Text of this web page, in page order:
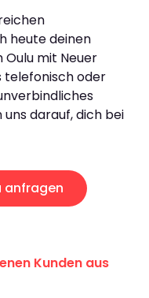
heute deinen
mit Neuer
telefonisch oder
darauf, dich bei
anfragen
Kunden aus